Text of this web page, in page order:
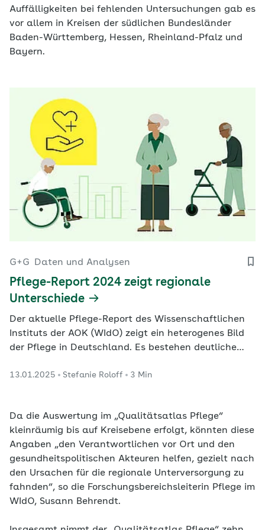
Auffälligkeiten bei fehlenden Untersuchungen gab es
vor allem in Kreisen der südlichen Bundesländer
Baden-Württemberg, Hessen, Rheinland-Pfalz und
Bayern.
G+G Daten und Analysen
Pflege-Report 2024 zeigt regionale
Unterschiede
Der aktuelle Pflege-Report des Wissenschaftlichen
Instituts der AOK (WIdO) zeigt ein heterogenes Bild
der Pflege in Deutschland. Es bestehen deutliche
der Zahl Pflegebedürftiger als auch bei der Nutzung
13.01.2025 Stefanie Roloff 3 Min
Da die Auswertung im „Qualitätsatlas Pflege“
kleinräumig bis auf Kreisebene erfolgt, könnten diese
Angaben „den Verantwortlichen vor Ort und den
gesundheitspolitischen Akteuren helfen, gezielt nach
den Ursachen für die regionale Unterversorgung zu
fahnden“, so die Forschungsbereichsleiterin Pflege im
WIdO, Susann Behrendt.